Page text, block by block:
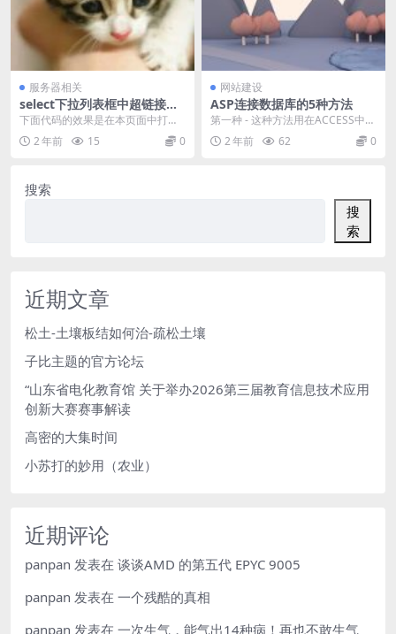
服务器相关
select下拉列表框中超链接跳
转的代码
下面代码的效果是在本页面中打开
链接 <SCRIPT language=Ja...
2 年前 15 0
网站建设
ASP连接数据库的5种方法
第一种 - 这种方法用在ACCESS中最
多 strconn = "DRIVER=...
2 年前 62 0
搜索
搜
索
近期文章
松土-土壤板结如何治-疏松土壤
子比主题的官方论坛
“山东省电化教育馆 关于举办2026第三届教育信息技术应用
创新大赛赛事解读
高密的大集时间
小苏打的妙用（农业）
近期评论
panpan 发表在 谈谈AMD 的第五代 EPYC 9005
panpan 发表在 一个残酷的真相
panpan 发表在 一次生气，能气出14种病！再也不敢生气